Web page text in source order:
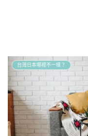
台灣日本哪裡不一樣？